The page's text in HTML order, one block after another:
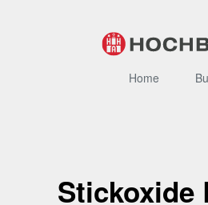
Home
Stickoxide